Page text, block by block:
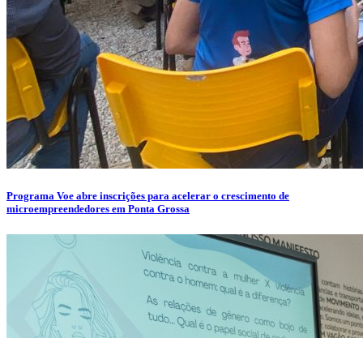
Programa Voe abre inscrições para acelerar o crescimento de
microempreendedores em Ponta Grossa